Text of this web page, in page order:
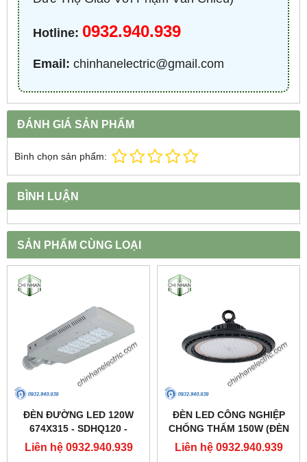
Hotline: 0932.940.939
Email: chinhanelectric@gmail.com
ĐÁNH GIÁ SẢN PHẨM
Bình chọn sản phẩm:
BÌNH LUẬN
SẢN PHẨM CÙNG LOẠI
ĐÈN ĐƯỜNG LED 120W
674X315 - SDHQ120 -
DUHAL
Liên hệ 0932.940.939
ĐÈN LED CÔNG NGHIỆP
CHỐNG THẤM 150W (ĐÈN
HIGHBAY NHÀ XƯỞNG) -
DDB150 - DUHAL
Liên hệ 0932.940.939